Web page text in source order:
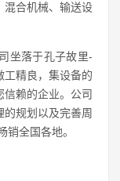
混合机械、输送设
坐落于孔子故里-
工精良，集设备的
赖的企业。公司
规划以及完善周
全国各地。